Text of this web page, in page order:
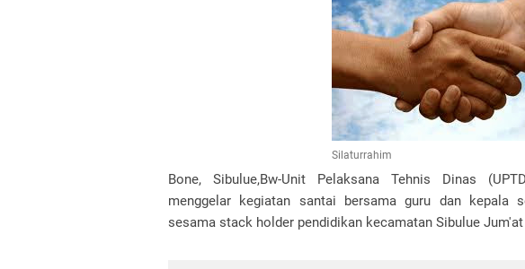
Silaturrahim
Bone, Sibulue,Bw-Unit Pelaksana Tehnis Dinas
menggelar kegiatan santai bersama guru dan kepala
sesama stack holder pendidikan kecamatan Sibulue